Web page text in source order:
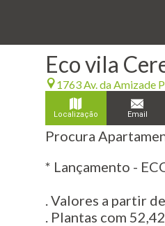
Eco vila
1763 Av. da Amizade
Localização Email
Procura
* Lançamento -
. Valores a partir
. Plantas com